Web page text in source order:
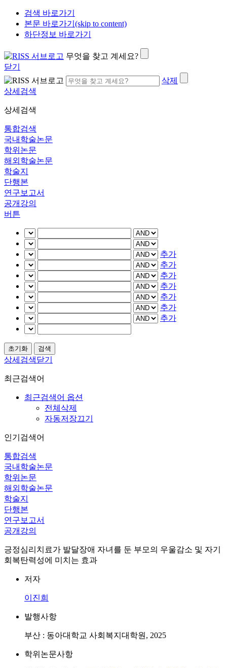
검색 바로가기
본문 바로가기(skip to content)
하단정보 바로가기
무엇을 찾고 계세요?
닫기
삭제
상세검색
상세검색
통합검색
국내학술논문
학위논문
해외학술논문
학술지
단행본
연구보고서
공개강의
버튼
추가
추가
추가
추가
추가
추가
추가
상세검색닫기
최근검색어
최근검색어 옵션
전체삭제
자동저장끄기
인기검색어
통합검색
국내학술논문
학위논문
해외학술논문
학술지
단행본
연구보고서
공개강의
긍정심리치료가 발달장애 자녀를 둔 부모의 우울감소 및 자기
회복탄력성에 미치는 효과
저자
이진희
발행사항
부산 : 동아대학교 사회복지대학원, 2025
학위논문사항